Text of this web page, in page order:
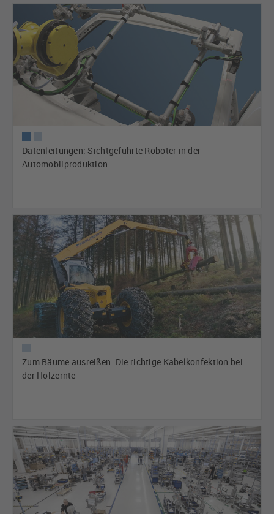
Datenleitungen: Sichtgeführte Roboter in der
Automobilproduktion
Zum Bäume ausreißen: Die richtige Kabelkonfektion bei
der Holzernte